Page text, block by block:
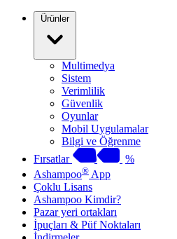
Ürünler
Multimedya
Sistem
Verimlilik
Güvenlik
Oyunlar
Mobil Uygulamalar
Bilgi ve Öğrenme
Fırsatlar
%
Ashampoo® App
Çoklu Lisans
Ashampoo Kimdir?
Pazar yeri ortakları
İpuçları & Püf Noktaları